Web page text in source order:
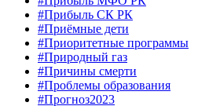
#Прибыль СК РК
#Приёмные дети
#Приоритетные программы
#Природный газ
#Причины смерти
#Проблемы образования
#Прогноз2023